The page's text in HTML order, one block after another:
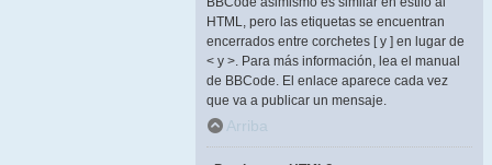
HTML, pero las etiquetas se encuentran
encerrados entre corchetes [ y ] en lugar de
< y >. Para más información, lea el manual
de BBCode. El enlace aparece cada vez
que va a publicar un mensaje.
Arriba